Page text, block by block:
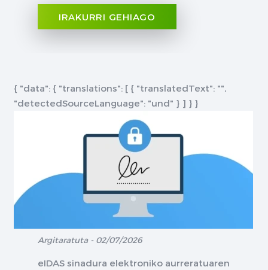
IRAKURRI GEHIAGO
{ "data": { "translations": [ { "translatedText": "",
"detectedSourceLanguage": "und" } ] } }
Argitaratuta - 02/07/2026
eIDAS sinadura elektroniko aurreratuaren